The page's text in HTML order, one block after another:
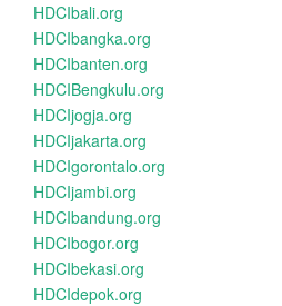
HDCIbali.org
HDCIbangka.org
HDCIbanten.org
HDCIBengkulu.org
HDCIjogja.org
HDCIjakarta.org
HDCIgorontalo.org
HDCIjambi.org
HDCIbandung.org
HDCIbogor.org
HDCIbekasi.org
HDCIdepok.org